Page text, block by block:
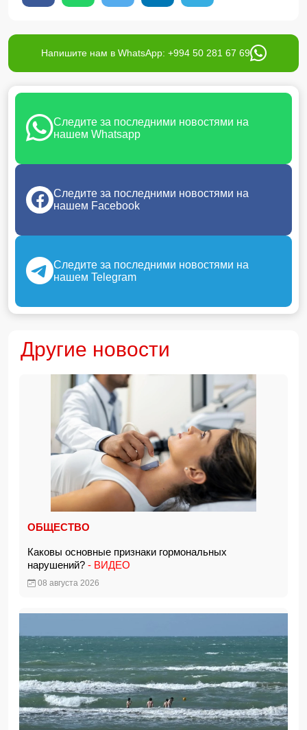
Напишите нам в WhatsApp: +994 50 281 67 69
Следите за последними новостями на
нашем Whatsapp
Следите за последними новостями на
нашем Facebook
Следите за последними новостями на
нашем Telegram
Другие новости
ОБЩЕСТВО
Каковы основные признаки гормональных
нарушений? - ВИДЕО
08 августа 2026